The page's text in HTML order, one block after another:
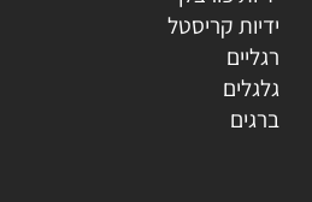
פרזול
למטבחים
למטבח